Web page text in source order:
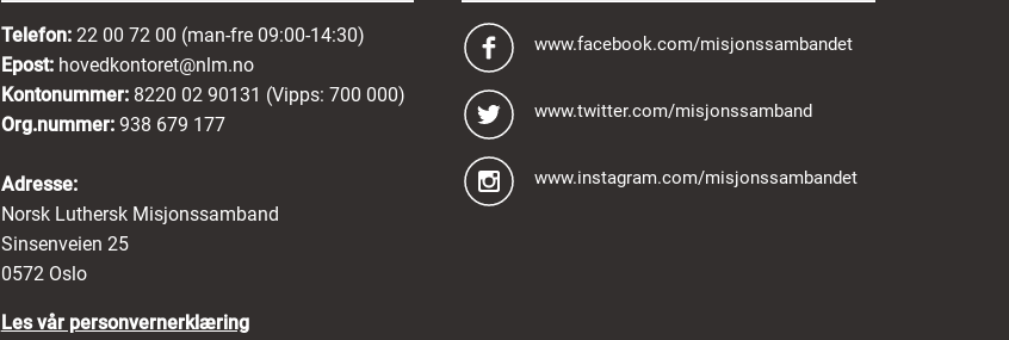
Telefon: 22 00 72 00 (man-fre 09:00-14:30)
Epost: hovedkontoret@nlm.no
Kontonummer: 8220 02 90131 (Vipps: 700 000)
Org.nummer: 938 679 177
Adresse:
Norsk Luthersk Misjonssamband
Sinsenveien 25
0572 Oslo
Les vår personvernerklæring
www.facebook.com/misjonssambandet
www.twitter.com/misjonssamband
www.instagram.com/misjonssambandet